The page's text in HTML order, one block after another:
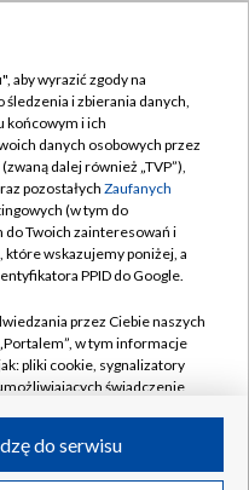
TVP
S.A. w likwidacji
aby wyrazić zgody na
i zbierania danych,
końcowym i ich
danych osobowych przez
dalej również „TVP”),
pozostałych Zaufanych
(w tym do
Twoich zainteresowań i
które wskazujemy poniżej, a
PPID do Google.
przez Ciebie naszych
w tym informacje
pliki cookie, sygnalizatory
świadczenie
do serwisu